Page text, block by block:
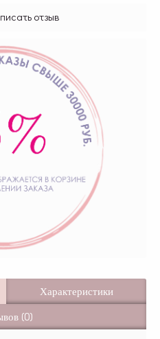
отзыв
Характеристики
(0)